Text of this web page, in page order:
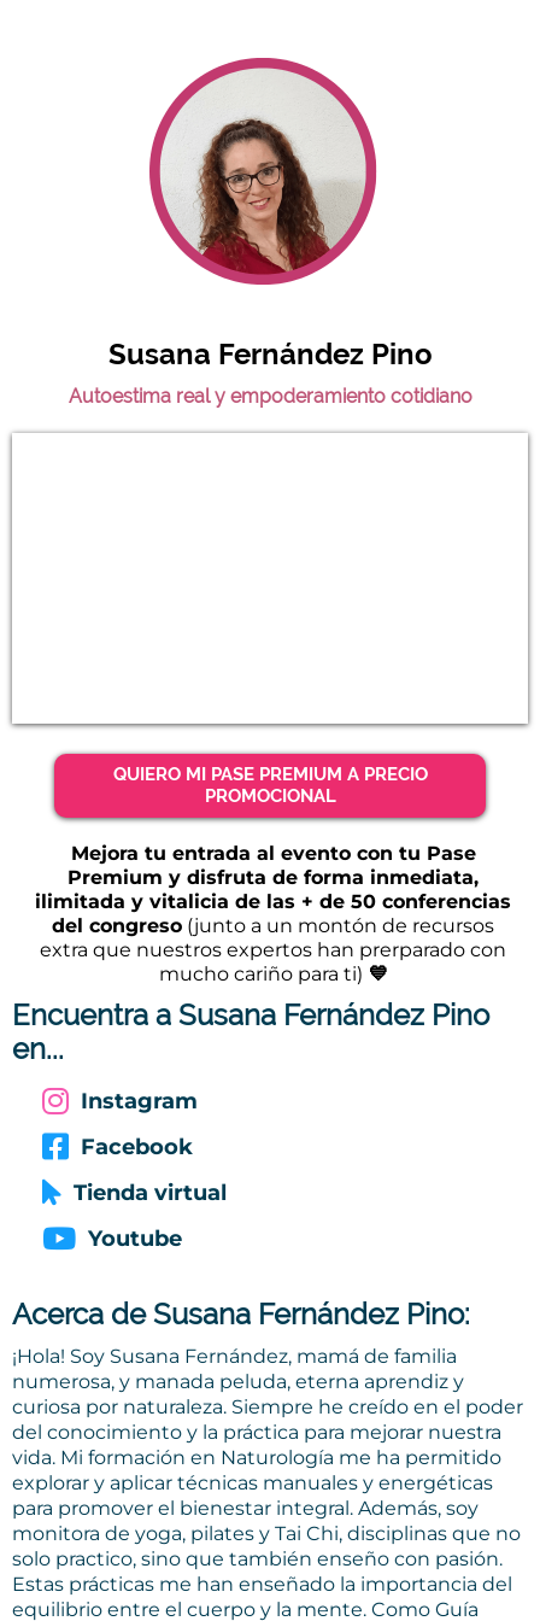
Susana Fernández Pino
Autoestima real y empoderamiento cotidiano
QUIERO MI PASE PREMIUM A PRECIO
PROMOCIONAL
Mejora tu entrada al evento con tu Pase
Premium y disfruta de forma inmediata,
ilimitada y vitalicia de las + de 50 conferencias
del congreso (junto a un montón de recursos
extra que nuestros expertos han prerparado con
mucho cariño para ti) 💙
Encuentra a Susana Fernández Pino
en...
Instagram
Facebook
Tienda virtual
Youtube
Acerca de Susana Fernández Pino:
¡Hola! Soy Susana Fernández, mamá de familia
numerosa, y manada peluda, eterna aprendiz y
curiosa por naturaleza. Siempre he creído en el poder
del conocimiento y la práctica para mejorar nuestra
vida. Mi formación en Naturología me ha permitido
explorar y aplicar técnicas manuales y energéticas
para promover el bienestar integral. Además, soy
monitora de yoga, pilates y Tai Chi, disciplinas que no
solo practico, sino que también enseño con pasión.
Estas prácticas me han enseñado la importancia del
equilibrio entre el cuerpo y la mente. Como Guía